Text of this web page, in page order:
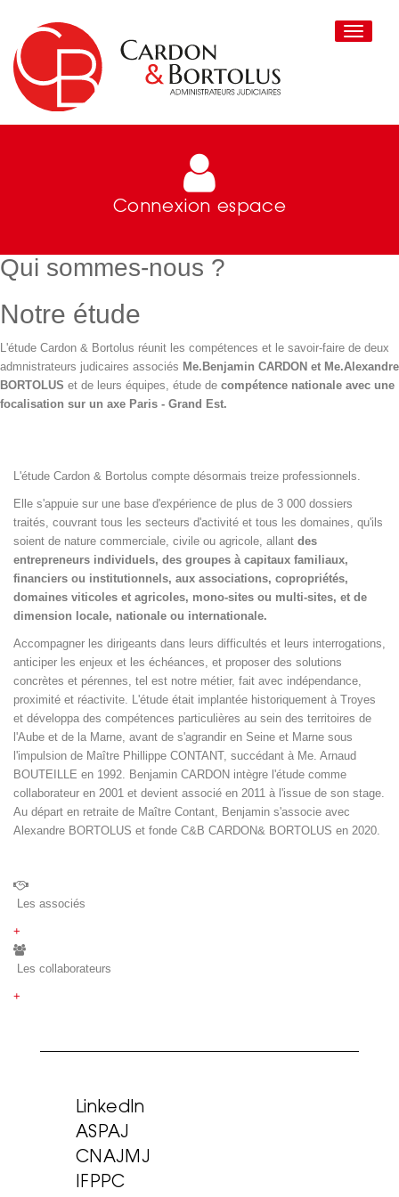
Toggle
Connexion espace
Qui sommes-nous ?
Notre étude
L'étude Cardon & Bortolus réunit les compétences et le savoir-faire de deux
admnistrateurs judicaires associés Me.Benjamin CARDON et Me.Alexandre
BORTOLUS et de leurs équipes, étude de compétence nationale avec une
focalisation sur un axe Paris - Grand Est.
L'étude Cardon & Bortolus compte désormais treize professionnels.
Elle s'appuie sur une base d'expérience de plus de 3 000 dossiers
traités, couvrant tous les secteurs d'activité et tous les domaines, qu'ils
soient de nature commerciale, civile ou agricole, allant des
entrepreneurs individuels, des groupes à capitaux familiaux,
financiers ou institutionnels, aux associations, copropriétés,
domaines viticoles et agricoles, mono-sites ou multi-sites, et de
dimension locale, nationale ou internationale.
Accompagner les dirigeants dans leurs difficultés et leurs interrogations,
anticiper les enjeux et les échéances, et proposer des solutions
concrètes et pérennes, tel est notre métier, fait avec indépendance,
proximité et réactivite. L'étude était implantée historiquement à Troyes
et développa des compétences particulières au sein des territoires de
l'Aube et de la Marne, avant de s'agrandir en Seine et Marne sous
l'impulsion de Maître Phillippe CONTANT, succédant à Me. Arnaud
BOUTEILLE en 1992. Benjamin CARDON intègre l'étude comme
collaborateur en 2001 et devient associé en 2011 à l'issue de son stage.
Au départ en retraite de Maître Contant, Benjamin s'associe avec
Alexandre BORTOLUS et fonde C&B CARDON& BORTOLUS en 2020.
Les associés
+
Les collaborateurs
+
LinkedIn
ASPAJ
CNAJMJ
IFPPC